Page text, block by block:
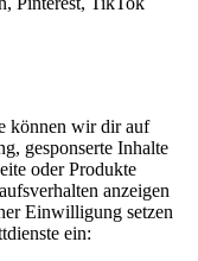
können wir dir auf
gesponserte Inhalte
oder Produkte
anzeigen
Einwilligung setzen
ein: